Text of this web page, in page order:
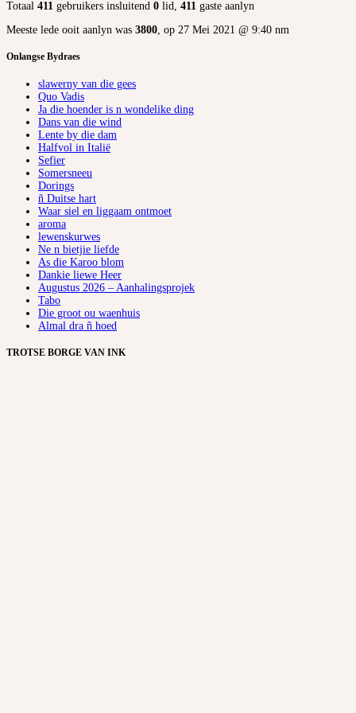
Totaal 411 gebruikers insluitend 0 lid, 411 gaste aanlyn
Meeste lede ooit aanlyn was 3800, op 27 Mei 2021 @ 9:40 nm
Onlangse Bydraes
slawerny van die gees
Quo Vadis
Ja die hoender is n wondelike ding
Dans van die wind
Lente by die dam
Halfvol in Italië
Sefier
Somersneeu
Dorings
ñ Duitse hart
Waar siel en liggaam ontmoet
aroma
lewenskurwes
Ne n bietjie liefde
As die Karoo blom
Dankie liewe Heer
Augustus 2026 – Aanhalingsprojek
Tabo
Die groot ou waenhuis
Almal dra ñ hoed
TROTSE BORGE VAN INK